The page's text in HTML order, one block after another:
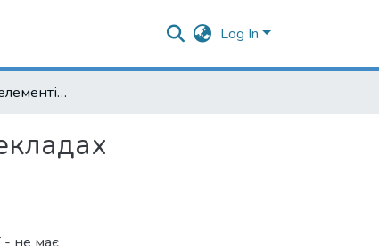
Log In
Трансформація елементів суржику в польських перекладах українського літературного постмодерну